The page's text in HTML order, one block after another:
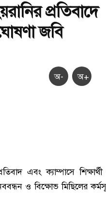
প্রতিবাদে
জবি
অ- অ+